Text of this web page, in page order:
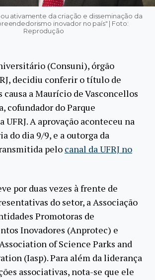
ativamente da criação e disseminação da
inovador no país" | Foto:
Reprodução
(Consuni), órgão
decidiu conferir o título de
a Maurício de Vasconcellos
cofundador do Parque
UFRJ. A aprovação aconteceu na
do dia 9/9, e a outorga da
pelo canal da UFRJ no
por duas vezes à frente de
do setor, a Associação
Promotoras de
Inovadores (Anprotec) e
of Science Parks and
(Iasp). Para além da liderança
associativas, nota-se que ele